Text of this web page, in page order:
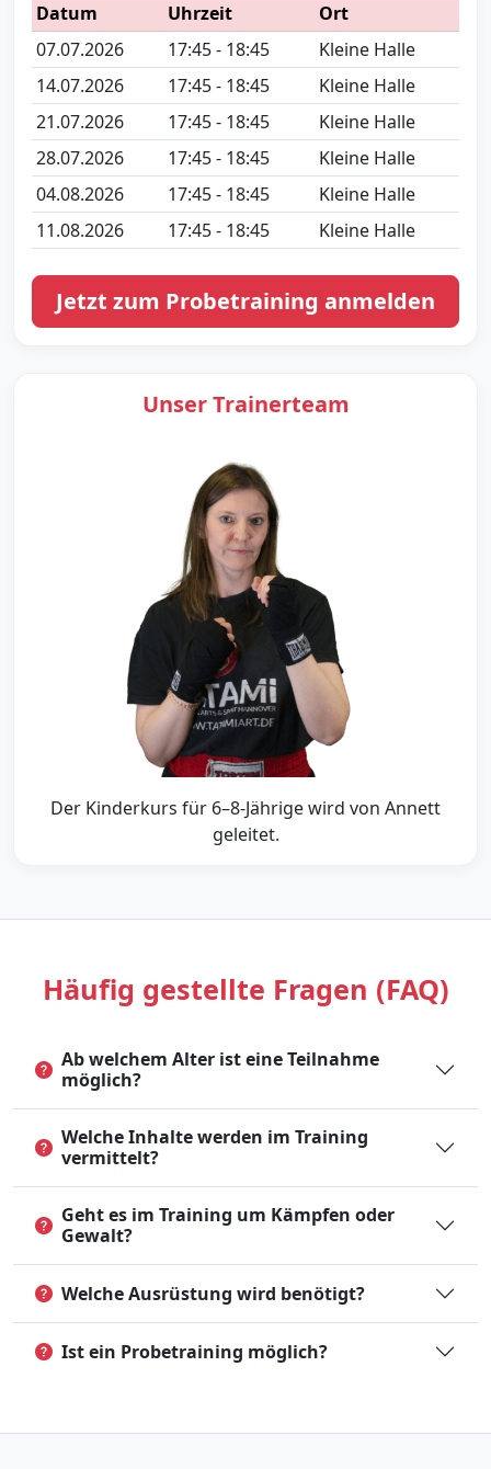
Datum
Uhrzeit
Ort
07.07.2026
17:45 - 18:45
Kleine Halle
14.07.2026
17:45 - 18:45
Kleine Halle
21.07.2026
17:45 - 18:45
Kleine Halle
28.07.2026
17:45 - 18:45
Kleine Halle
04.08.2026
17:45 - 18:45
Kleine Halle
11.08.2026
17:45 - 18:45 Kleine Halle
Jetzt zum Probetraining anmelden
Unser Trainerteam
Der Kinderkurs für 6–8-Jährige wird von Annett
geleitet.
Häufig gestellte Fragen (FAQ)
Ab welchem Alter ist eine Teilnahme
möglich?
Welche Inhalte werden im Training
vermittelt?
Geht es im Training um Kämpfen oder
Gewalt?
Welche Ausrüstung wird benötigt?
Ist ein Probetraining möglich?